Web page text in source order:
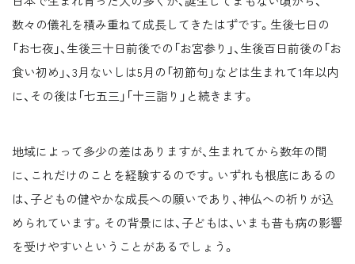
数々の儀礼を積み重ねて成長してきたはずです。生後七日の
「お七夜」、生後三十日前後での「お宮参り」、生後百日前後の「お
食い初め」、3月ないしは5月の「初節句」などは生まれて1年以内
に、その後は「七五三」「十三詣り」と続きます。
地域によって多少の差はありますが、生まれてから数年の間
に、これだけのことを経験するのです。いずれも根底にあるの
は、子どもの健やかな成長への願いであり、神仏への祈りが込
められています。その背景には、子どもは、いまも昔も病の影響
を受けやすいということがあるでしょう。